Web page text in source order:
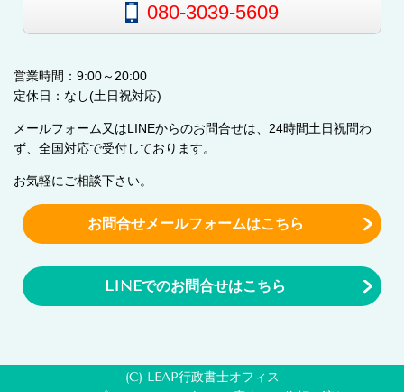
080-3039-5609
営業時間：9:00～20:00
定休日：なし(土日祝対応)
メールフォーム又はLINEからのお問合せは、24時間土日祝問わ
ず、全国対応で受付しております。
お気軽にご相談下さい。
お問合せメールフォームはこちら
LINEでのお問合せはこちら
(C) LEAP行政書士オフィス